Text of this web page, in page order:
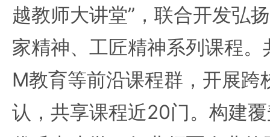
越教师大讲堂”，联合开发弘
家精神、工匠精神系列课程
M教育等前沿课程群，开展跨
认，共享课程近20门。构建